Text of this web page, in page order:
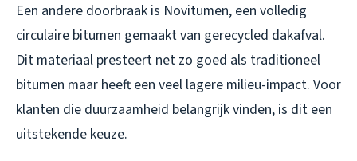
Een andere doorbraak is Novitumen, een volledig
circulaire bitumen gemaakt van gerecycled dakafval.
Dit materiaal presteert net zo goed als traditioneel
bitumen maar heeft een veel lagere milieu-impact. Voor
klanten die duurzaamheid belangrijk vinden, is dit een
uitstekende keuze.